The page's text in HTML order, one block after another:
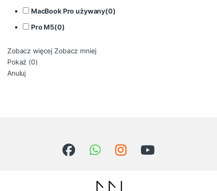
MacBook Pro używany(0)
Pro M5(0)
Zobacz więcej Zobacz mniej
Pokaż (0)
Anuluj